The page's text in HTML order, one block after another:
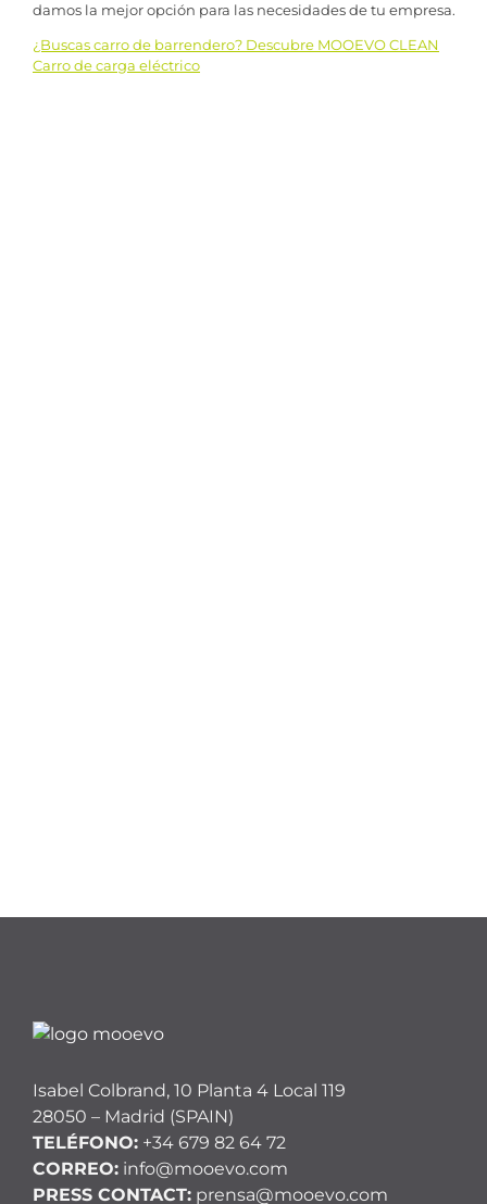
damos la mejor opción para las necesidades de tu empresa.
Navegación
¿Buscas carro de barrendero? Descubre MOOEVO CLEAN
Carro de carga eléctrico
Isabel Colbrand, 10 Planta 4 Local 119
28050 – Madrid (SPAIN)
TELÉFONO: +34 679 82 64 72
CORREO: info@mooevo.com
PRESS CONTACT: prensa@mooevo.com